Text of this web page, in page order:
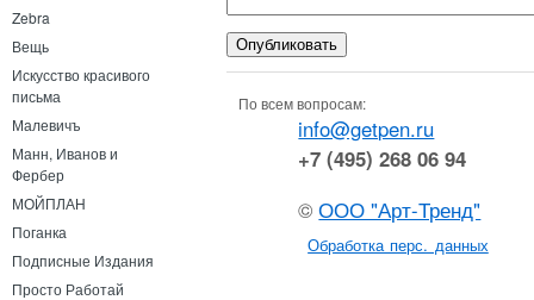
Zebra
Вещь
Искусство красивого
письма
Малевичъ
Манн, Иванов и
Фербер
МОЙПЛАН
Поганка
Подписные Издания
Просто Работай
По всем вопросам:
info@getpen.ru
+7 (495) 268 06 94
©ООО "Арт-Тренд"
Обработка перс. данных